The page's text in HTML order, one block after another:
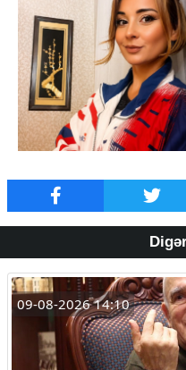
09-08-2026 14:10